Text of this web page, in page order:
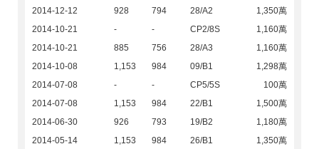
2014-12-12
928 794 28/A2
1,350萬
2014-10-21
- - CP2/8S
1,160萬
2014-10-21
885 756 28/A3
1,160萬
2014-10-08
1,153 984 09/B1
1,298萬
2014-07-08
- - CP5/5S
100萬
2014-07-08
1,153 984 22/B1
1,500萬
2014-06-30
926 793 19/B2
1,180萬
2014-05-14
1,153 984 26/B1
1,350萬